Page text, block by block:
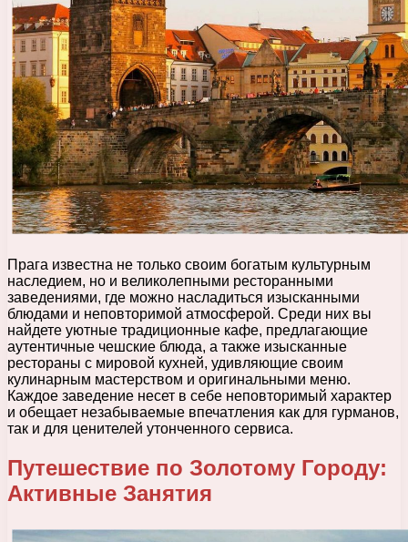
Прага известна не только своим богатым культурным
наследием, но и великолепными ресторанными
заведениями, где можно насладиться изысканными
блюдами и неповторимой атмосферой. Среди них вы
найдете уютные традиционные кафе, предлагающие
аутентичные чешские блюда, а также изысканные
рестораны с мировой кухней, удивляющие своим
кулинарным мастерством и оригинальными меню.
Каждое заведение несет в себе неповторимый характер
и обещает незабываемые впечатления как для гурманов,
так и для ценителей утонченного сервиса.
Путешествие по Золотому Городу:
Активные Занятия